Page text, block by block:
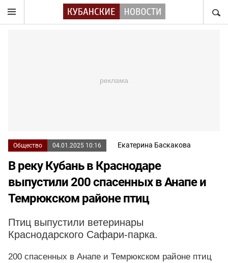
Общество 04.01.2025 10:16 Екатерина Баскакова
В реку Кубань в Краснодаре
выпустили 200 спасенных в Анапе и
Темрюкском районе птиц
Птиц выпустили ветеринары
Краснодарского Сафари-парка.
200 спасенных в Анапе и Темрюкском районе птиц